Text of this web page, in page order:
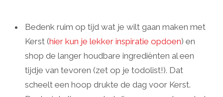
Bedenk ruim op tijd wat je wilt gaan maken met
Kerst (hier kun je lekker inspiratie opdoen) en
shop de langer houdbare ingrediënten al een
tijdje van tevoren (zet op je todolist!). Dat
scheelt een hoop drukte de dag voor Kerst.